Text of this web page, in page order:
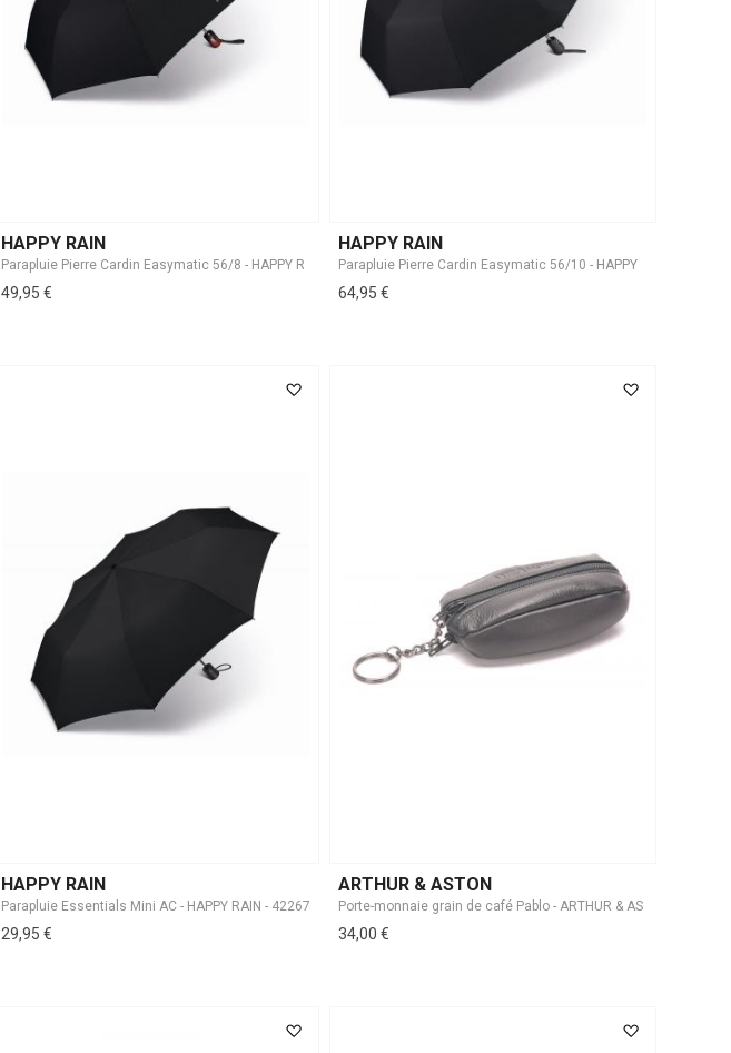
HAPPY RAIN
49,95 €
HAPPY RAIN
64,95 €
HAPPY RAIN
Parapluie Essentials Mini AC - HAPPY RAIN - 42267
29,95 €
ARTHUR & ASTON
34,00 €